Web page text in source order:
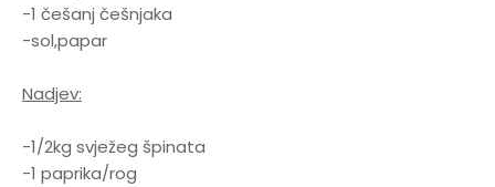
-1 češanj češnjaka
-sol,papar
Nadjev:
-1/2kg svježeg špinata
-1 paprika/rog